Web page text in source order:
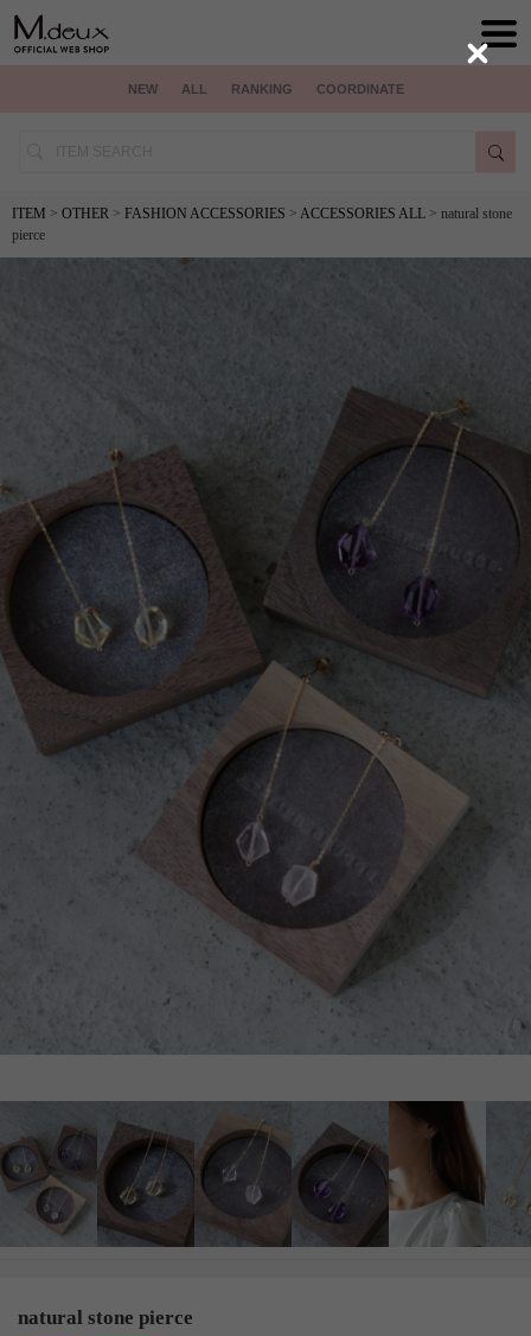
NEW ALL RANKING COORDINATE
ITEM > OTHER > FASHION ACCESSORIES > ACCESSORIES ALL > natural stone
pierce
natural stone pierce
Close